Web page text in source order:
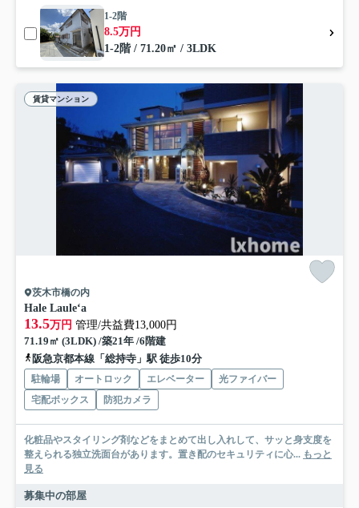
1-2階
8.5万円
1-2階 / 71.20㎡ / 3LDK
賃貸マンション
茨木市橋の内
Hale Laule‘a
13.5万円 管理/共益費13,000円
71.19㎡ (3LDK) /築21年 /6階建
阪急京都本線「総持寺」駅 徒歩10分
駐輪場 オートロック エレベーター
光ファイバー
宅配ボックス
防犯カメラ
化粧品やスタイリング剤などをまとめて出し入れして、サッと身支度を
整えられる独立洗面台があります。置き配のセキュリティに心... もっと
見る
募集中の部屋